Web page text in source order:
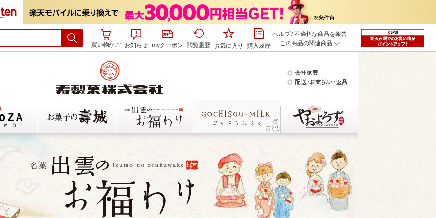
買い物かご お知らせ myクーポン 閲覧履歴 お気に入り 購入履歴
ヘルプ/不適切な商品を報告
この商品の関連商品